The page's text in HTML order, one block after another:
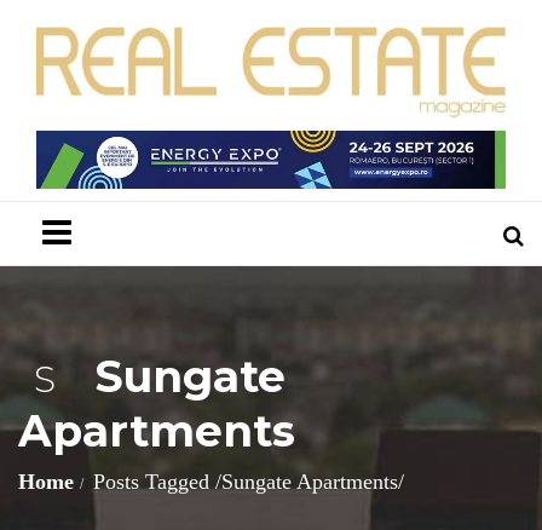
S
Sungate
Apartments
Home Posts Tagged /Sungate Apartments/